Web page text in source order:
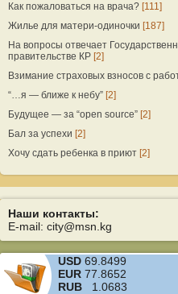
Как пожаловаться на врача? [111]
Жилье для матери-одиночки [187]
На вопросы отвечает
правительстве КР [2]
Взимание страховых взносов с
“…я — ближе к небу” [2]
Будущее — за “open source” [2]
Бал за успехи [2]
Хочу сдать ребенка в приют [2]
Наши контакты:
E-mail: city@msn.kg
USD 69.8499
EUR 77.8652
RUB 1.0683